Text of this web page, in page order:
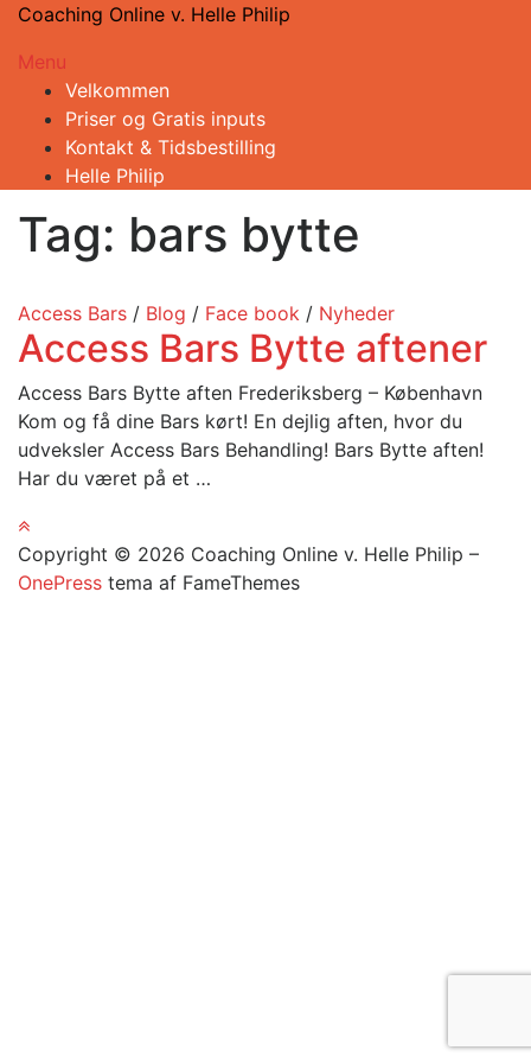
Spring
indhold
Coaching Online v. Helle Philip
Menu
Velkommen
Priser og Gratis inputs
Kontakt & Tidsbestilling
Helle Philip
Tag: bars bytte
Access Bars / Blog / Face book / Nyheder
Access Bars Bytte aftener
Access Bars Bytte aften Frederiksberg – København
Kom og få dine Bars kørt! En dejlig aften, hvor du
udveksler Access Bars Behandling! Bars Bytte aften!
Har du været på et …
Copyright © 2026 Coaching Online v. Helle Philip –
OnePress tema af FameThemes